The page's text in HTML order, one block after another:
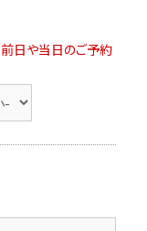
前日や当日のご予約